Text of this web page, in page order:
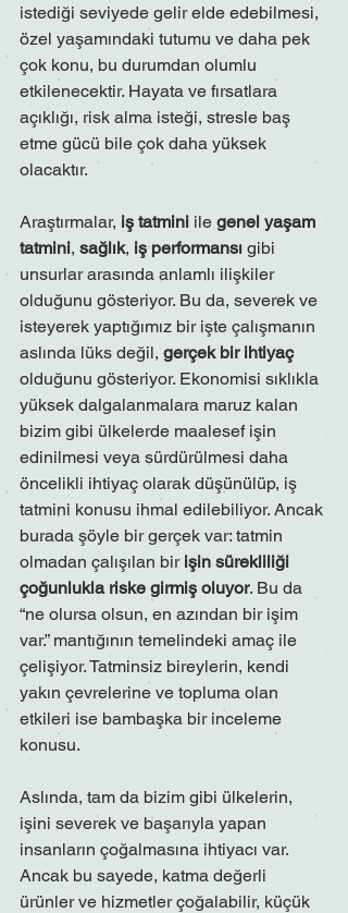
istediği seviyede gelir elde edebilmesi,
özel yaşamındaki tutumu ve daha pek
çok konu, bu durumdan olumlu
etkilenecektir. Hayata ve fırsatlara
açıklığı, risk alma isteği, stresle baş
etme gücü bile çok daha yüksek
olacaktır.
Araştırmalar, iş tatmini ile genel yaşam
tatmini, sağlık, iş performansı gibi
unsurlar arasında anlamlı ilişkiler
olduğunu gösteriyor. Bu da, severek ve
isteyerek yaptığımız bir işte çalışmanın
aslında lüks değil, gerçek bir ihtiyaç
olduğunu gösteriyor. Ekonomisi sıklıkla
yüksek dalgalanmalara maruz kalan
bizim gibi ülkelerde maalesef işin
edinilmesi veya sürdürülmesi daha
öncelikli ihtiyaç olarak düşünülüp, iş
tatmini konusu ihmal edilebiliyor. Ancak
burada şöyle bir gerçek var: tatmin
olmadan çalışılan bir işin sürekliliği
çoğunlukla riske girmiş oluyor. Bu da
“ne olursa olsun, en azından bir işim
var.” mantığının temelindeki amaç ile
çelişiyor. Tatminsiz bireylerin, kendi
yakın çevrelerine ve topluma olan
etkileri ise bambaşka bir inceleme
konusu.
Aslında, tam da bizim gibi ülkelerin,
işini severek ve başarıyla yapan
insanların çoğalmasına ihtiyacı var.
Ancak bu sayede, katma değerli
ürünler ve hizmetler çoğalabilir, küçük